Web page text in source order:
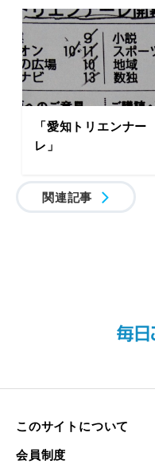
「愛知トリエンナー
レ」
関連記事
このサイトについて
会員制度